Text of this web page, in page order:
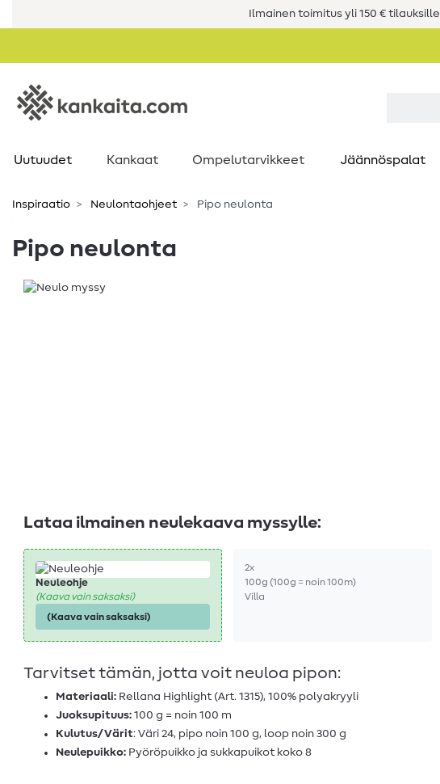
Ilmainen toimitus yli 150 € tilauksille
Uutuudet Kankaat Ompelutarvikkeet Jäännöspalat
Inspiraatio Neulontaohjeet Pipo neulonta
Pipo neulonta
Lataa ilmainen neulekaava myssylle:
Neuleohje
(Kaava vain saksaksi)
(Kaava vain saksaksi)
2x
100g (100g = noin 100m)
Villa
Tarvitset tämän, jotta voit neuloa pipon:
Materiaali: Rellana Highlight (Art. 1315), 100% polyakryyli
Juoksupituus: 100 g = noin 100 m
Kulutus/Värit: Väri 24, pipo noin 100 g, loop noin 300 g
Neulepuikko: Pyöröpuikko ja sukkapuikot koko 8